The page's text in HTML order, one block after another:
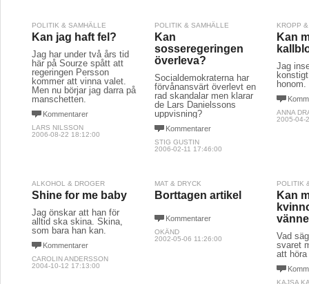
POLITIK & SAMHÄLLE
Kan jag haft fel?
Jag har under två års tid
här på Sourze spått att
regeringen Persson
kommer att vinna valet.
Men nu börjar jag darra på
manschetten.
Kommentarer
LARS NILSSON
2006-08-22 18:12:00
POLITIK & SAMHÄLLE
Kan
sosseregeringen
överleva?
Socialdemokraterna har
förvånansvärt överlevt en
rad skandalar men klarar
de Lars Danielssons
uppvisning?
Kommentarer
STIG GUSTIN
2006-02-11 17:46:00
KROPP
Kan
Jag
honom.
ANNA
2005-04-
ALKOHOL & DROGER
Shine for me baby
Jag önskar att han för
alltid ska skina. Skina,
som bara han kan.
Kommentarer
CAROLIN ANDERSSON
2004-10-12 17:13:00
MAT & DRYCK
Borttagen artikel
Kommentarer
OKÄND
2002-05-06 11:26:00
POLITIK
Kan
Vad
svaret
att
KAJSA